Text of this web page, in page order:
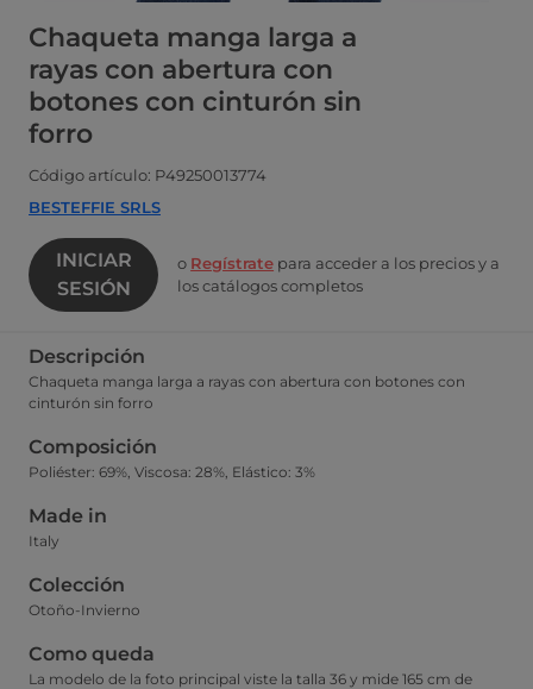
Chaqueta manga larga a
rayas con abertura con
botones con cinturón sin
forro
Código artículo: P49250013774
BESTEFFIE SRLS
INICIAR
SESIÓN
o Regístrate para acceder a los precios y a
los catálogos completos
Descripción
Chaqueta manga larga a rayas con abertura con botones con
cinturón sin forro
Composición
Poliéster: 69%, Viscosa: 28%, Elástico: 3%
Made in
Italy
Colección
Otoño-Invierno
Como queda
La modelo de la foto principal viste la talla 36 y mide 165 cm de